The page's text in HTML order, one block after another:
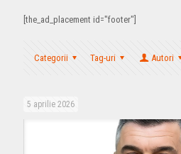
[the_ad_placement id="footer"]
Categorii Tag-uri Autori
5 aprilie 2026